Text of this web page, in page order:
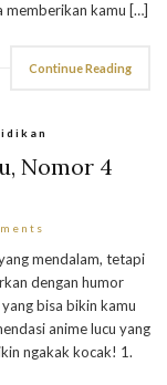
kamu […]
Continue Reading
Nomor 4
mendalam, tetapi
dengan humor
bisa bikin kamu
anime lucu yang
ngakak kocak! 1.